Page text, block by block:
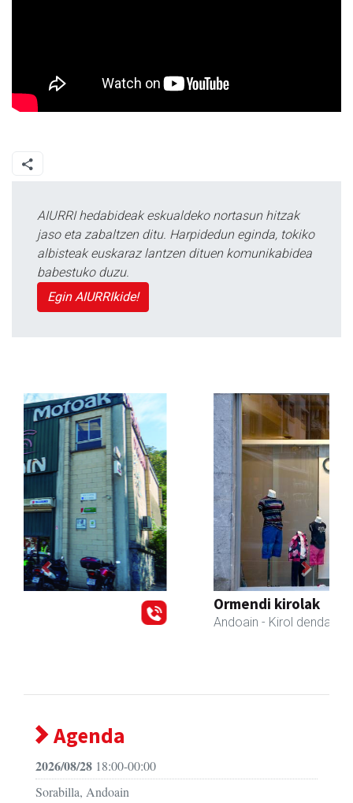
AIURRI hedabideak eskualdeko nortasun hitzak
jaso eta zabaltzen ditu. Harpidedun eginda, tokiko
albisteak euskaraz lantzen dituen komunikabidea
babestuko duzu.
Egin AIURRIkide!
- Kirol dendak
Previous Next
Agenda
2026/08/28 18:00-00:00
Sorabilla, Andoain